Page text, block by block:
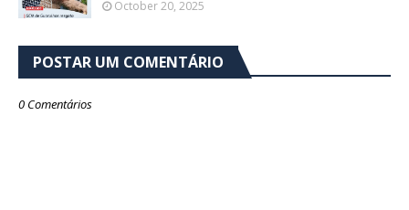
October 20, 2025
POSTAR UM COMENTÁRIO
0 Comentários